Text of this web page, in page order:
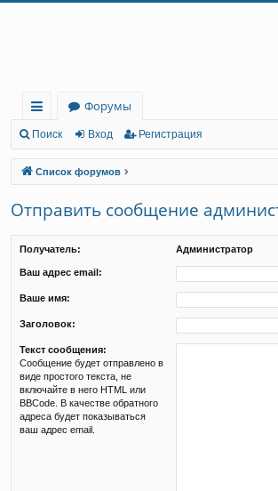
с
ы
лк
и
Форумы
Поиск Вход Регистрация
Список форумов
Отправить сообщение
Получатель: Администратор
Ваш адрес email:
Ваше имя:
Заголовок:
Текст сообщения:
Сообщение будет отправлено в
виде простого текста, не
включайте в него HTML или
BBCode. В качестве обратного
адреса будет показываться
ваш адрес email.